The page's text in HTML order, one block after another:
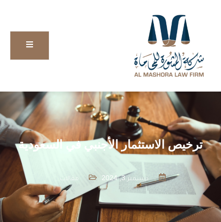
ترخيص الاستثمار الأجنبي في السعودية
ديسمبر 3, 2024 مقالات